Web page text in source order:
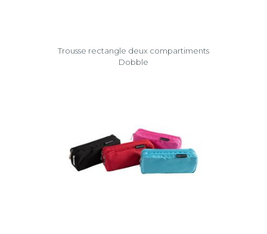
Trousse rectangle deux compartiments
Dobble